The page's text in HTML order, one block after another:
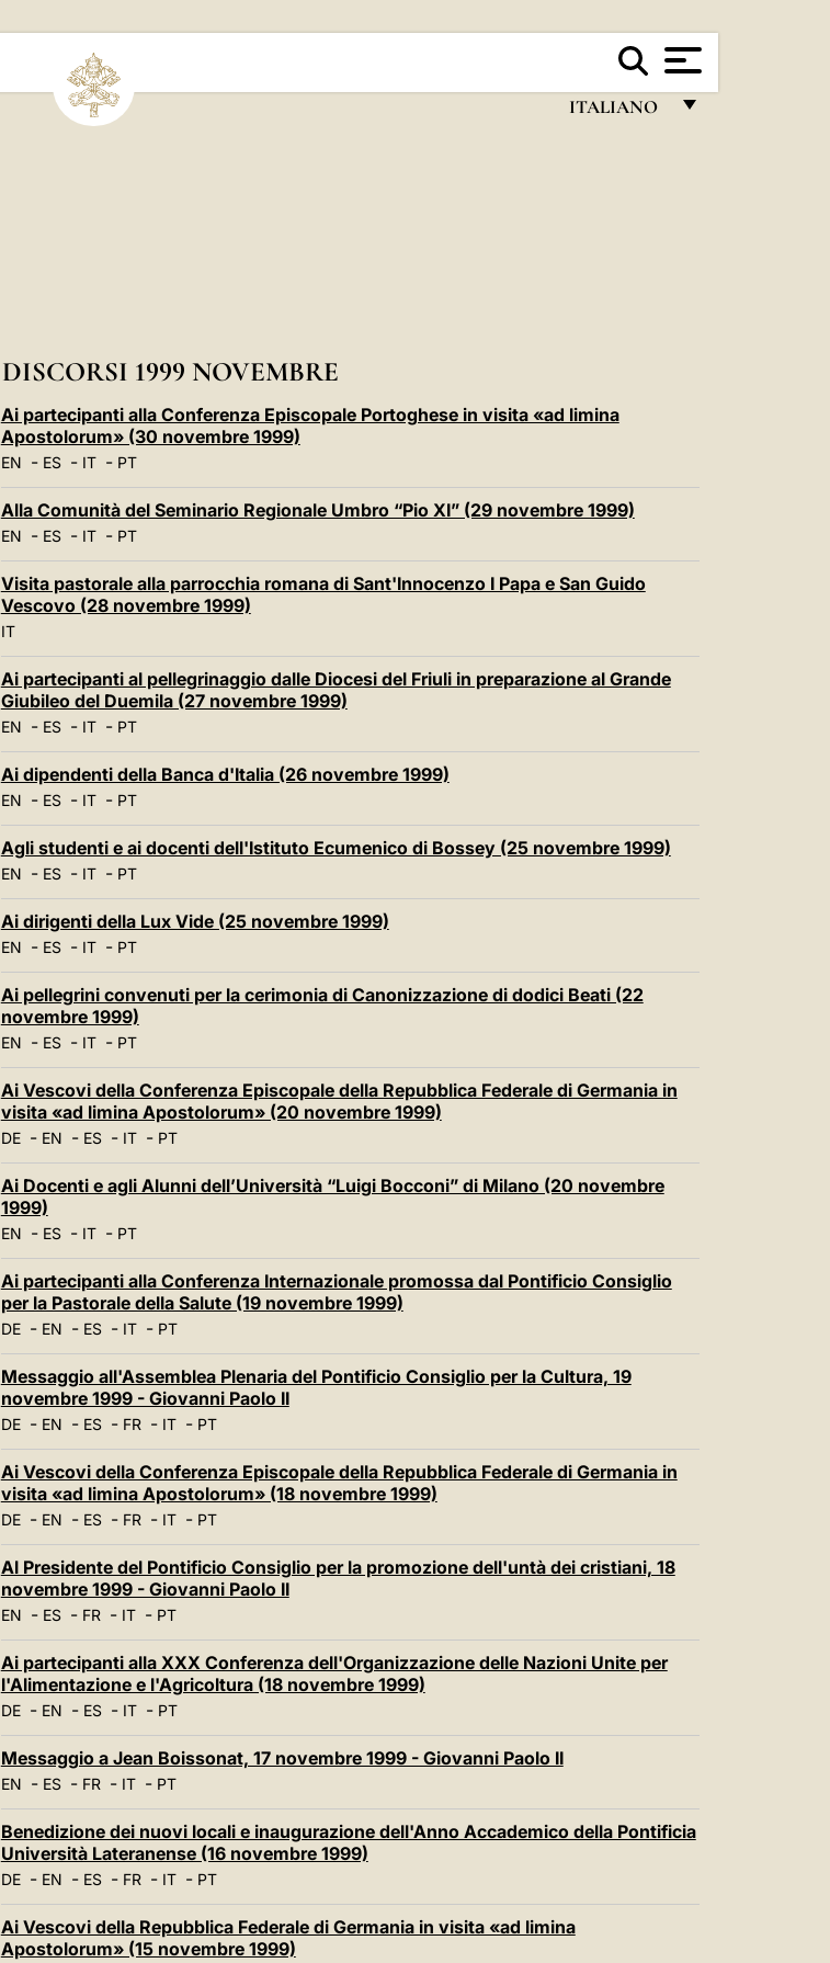
ITALIANO
POLSKI
中文
DISCORSI 1999 NOVEMBRE
Ai partecipanti alla Conferenza Episcopale Portoghese in visita «ad limina
Apostolorum» (30 novembre 1999)
EN - ES- IT- PT
Alla Comunità del Seminario Regionale Umbro “Pio XI” (29 novembre 1999)
EN - ES- IT- PT
Visita pastorale alla parrocchia romana di Sant'Innocenzo I Papa e San Guido
Vescovo (28 novembre 1999)
IT
Ai partecipanti al pellegrinaggio dalle Diocesi del Friuli in preparazione al Grande
Giubileo del Duemila (27 novembre 1999)
EN - ES- IT- PT
Ai dipendenti della Banca d'Italia (26 novembre 1999)
EN - ES- IT- PT
Agli studenti e ai docenti dell'Istituto Ecumenico di Bossey (25 novembre 1999)
EN - ES- IT- PT
Ai dirigenti della Lux Vide (25 novembre 1999)
EN - ES- IT- PT
Ai pellegrini convenuti per la cerimonia di Canonizzazione di dodici Beati (22
novembre 1999)
EN - ES- IT- PT
Ai Vescovi della Conferenza Episcopale della Repubblica Federale di Germania in
visita «ad limina Apostolorum» (20 novembre 1999)
DE- EN - ES- IT- PT
Ai Docenti e agli Alunni dell’Università “Luigi Bocconi” di Milano (20 novembre
1999)
EN - ES- IT- PT
Ai partecipanti alla Conferenza Internazionale promossa dal Pontificio Consiglio
per la Pastorale della Salute (19 novembre 1999)
DE- EN - ES- IT- PT
Messaggio all'Assemblea Plenaria del Pontificio Consiglio per la Cultura, 19
novembre 1999 - Giovanni Paolo II
DE- EN - ES- FR- IT- PT
Ai Vescovi della Conferenza Episcopale della Repubblica Federale di Germania in
visita «ad limina Apostolorum» (18 novembre 1999)
DE- EN - ES- FR- IT- PT
Al Presidente del Pontificio Consiglio per la promozione dell'untà dei cristiani, 18
novembre 1999 - Giovanni Paolo II
EN - ES- FR- IT- PT
Ai partecipanti alla XXX Conferenza dell'Organizzazione delle Nazioni Unite per
l'Alimentazione e l'Agricoltura (18 novembre 1999)
DE- EN - ES- IT- PT
Messaggio a Jean Boissonat, 17 novembre 1999 - Giovanni Paolo II
EN - ES- FR- IT- PT
Benedizione dei nuovi locali e inaugurazione dell'Anno Accademico della Pontificia
Università Lateranense (16 novembre 1999)
DE- EN - ES- FR- IT- PT
Ai Vescovi della Repubblica Federale di Germania in visita «ad limina
Apostolorum» (15 novembre 1999)